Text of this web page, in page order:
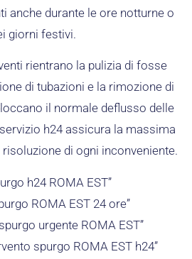
anche durante le ore notturne o
giorni festivi.
rientrano la pulizia di fosse
di tubazioni e la rimozione di
il normale deflusso delle
h24 assicura la massima
di ogni inconveniente.
h24 ROMA EST”
ROMA EST 24 ore”
urgente ROMA EST”
spurgo ROMA EST h24”